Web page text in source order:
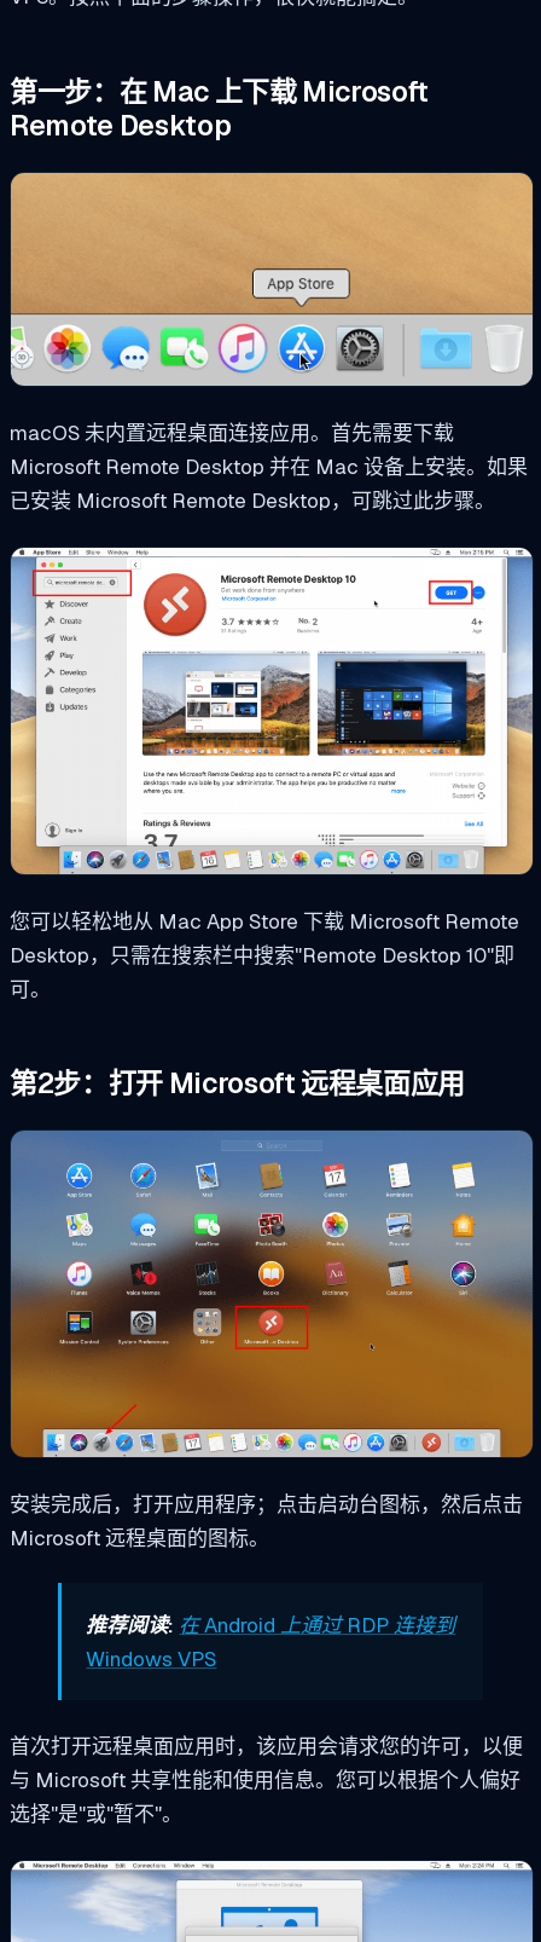
第一步：在 Mac 上下载 Microsoft
Remote Desktop
macOS 未内置远程桌面连接应用。首先需要下载
Microsoft Remote Desktop 并在 Mac 设备上安装。如果
已安装 Microsoft Remote Desktop，可跳过此步骤。
您可以轻松地从 Mac App Store 下载 Microsoft Remote
Desktop，只需在搜索栏中搜索"Remote Desktop 10"即
可。
第2步：打开 Microsoft 远程桌面应用
安装完成后，打开应用程序；点击启动台图标，然后点击
Microsoft 远程桌面的图标。
推荐阅读: 在 Android 上通过 RDP 连接到
Windows VPS
首次打开远程桌面应用时，该应用会请求您的许可，以便
与 Microsoft 共享性能和使用信息。您可以根据个人偏好
选择"是"或"暂不"。